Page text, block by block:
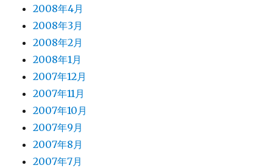
2008年4月
2008年3月
2008年2月
2008年1月
2007年12月
2007年11月
2007年10月
2007年9月
2007年8月
2007年7月